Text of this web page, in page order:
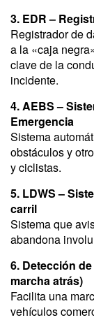
3. EDR –
Registrador de
a la «caja
clave de la
incidente.
4. AEBS –
Emergencia
Sistema
obstáculos y
y ciclistas.
5. LDWS –
carril
Sistema que
abandona
6. Detección
marcha atrás)
Facilita una
vehículos